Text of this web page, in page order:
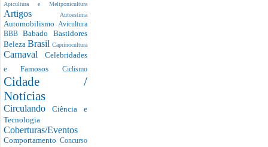
Apicultura e Meliponicultura
Artigos Autoestima
Automobilismo Avicultura
BBBBabado Bastidores
Beleza Brasil Caprinocultura
Carnaval Celebridades
e Famosos Ciclismo
Cidade /
Notícias
CirculandoCiência e
Tecnologia
Coberturas/Eventos
Comportamento Concurso